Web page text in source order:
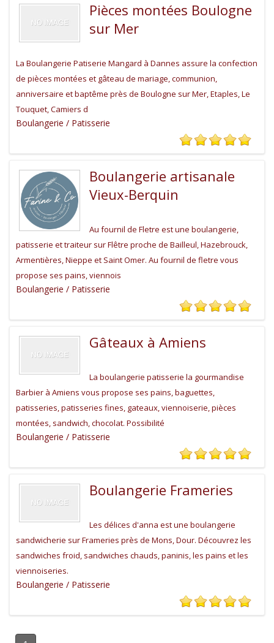
Pièces montées Boulogne
sur Mer
La Boulangerie Patiserie Mangard à Dannes assure la confection
de pièces montées et gâteau de mariage, communion,
anniversaire et baptême près de Boulogne sur Mer, Etaples, Le
Touquet, Camiers d
Boulangerie / Patisserie
Boulangerie artisanale
Vieux-Berquin
Au fournil de Fletre est une boulangerie,
patisserie et traiteur sur Flêtre proche de Bailleul, Hazebrouck,
Armentières, Nieppe et Saint Omer. Au fournil de fletre vous
propose ses pains, viennois
Boulangerie / Patisserie
Gâteaux à Amiens
La boulangerie patisserie la gourmandise
Barbier à Amiens vous propose ses pains, baguettes,
patisseries, patisseries fines, gateaux, viennoiserie, pièces
montées, sandwich, chocolat. Possibilité
Boulangerie / Patisserie
Boulangerie Frameries
Les délices d'anna est une boulangerie
sandwicherie sur Frameries près de Mons, Dour. Découvrez les
sandwiches froid, sandwiches chauds, paninis, les pains et les
viennoiseries.
Boulangerie / Patisserie